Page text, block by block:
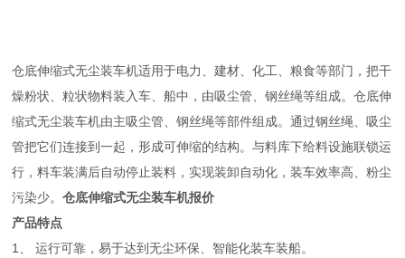
仓底伸缩式无尘装车机适用于电力、建材、化工、粮食等部门，把干
燥粉状、粒状物料装入车、船中，由吸尘管、钢丝绳等组成。仓底伸
缩式无尘装车机由主吸尘管、钢丝绳等部件组成。通过钢丝绳、吸尘
管把它们连接到一起，形成可伸缩的结构。与料库下给料设施联锁运
行，料车装满后自动停止装料，实现装卸自动化，装车效率高、粉尘
污染少。仓底伸缩式无尘装车机报价
产品特点
1、 运行可靠，易于达到无尘环保、智能化装车装船。